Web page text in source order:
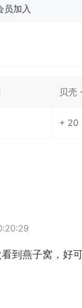
员加入
贝壳
+ 20
到燕子窝，好